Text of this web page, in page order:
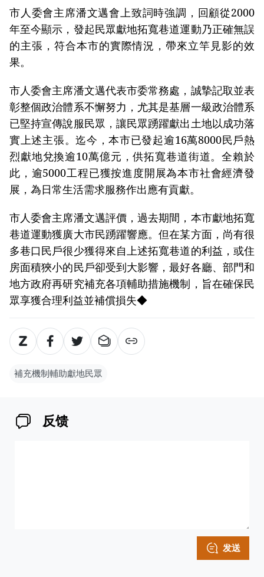
市人委會主席潘文邁會上致詞時強調，回顧從2000
年至今顯示，發起民眾獻地拓寬巷道運動乃正確無誤
的主張，符合本市的實際情況，帶來立竿見影的效
果。
市人委會主席潘文邁代表市委常務處，誠摯記取並表
彰整個政治體系不懈努力，尤其是基層一級政治體系
已堅持宣傳說服民眾，讓民眾踴躍獻出土地以成功落
實上述主張。迄今，本市已發起逾16萬8000民戶熱
烈獻地兌換逾10萬億元，供拓寬巷道街道。全賴於
此，逾5000工程已獲按進度開展為本市社會經濟發
展，為日常生活需求服務作出應有貢獻。
市人委會主席潘文邁評價，過去期間，本市獻地拓寬
巷道運動獲廣大市民踴躍響應。但在某方面，尚有很
多巷口民戶很少獲得來自上述拓寬巷道的利益，或住
房面積狹小的民戶卻受到大影響，最好各廳、部門和
地方政府再研究補充各項輔助措施機制，旨在確保民
眾享獲合理利益並補償損失◆
補充機制輔助獻地民眾
反馈
发送